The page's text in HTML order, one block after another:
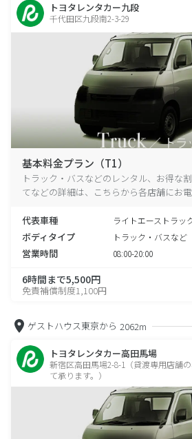
トヨタレンタカー九段
千代田区九段南2-3-29
基本料金プラン（T1）
トラック・バスなどのレンタル、お得な
てなどの詳細は、こちらから各店舗にお電
代表車種 ライトエーストラッ
ボディタイプ トラック・バスなど
営業時間 08:00-20:00
6時間まで5,500円
免責補償制度1,100円
ゲストハウス東京から 2062m
トヨタレンタカー高田馬場
新宿区高田馬場2-8-1（貸渡専用店舗
て承ります。）